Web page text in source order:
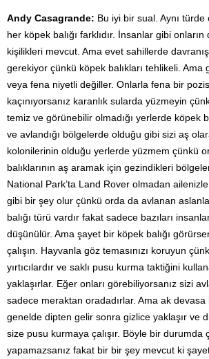
Andy Casagrande: Bu iyi bir sual. Aynı türde
her köpek balığı farklıdır. İnsanlar gibi
kişilikleri mevcut. Ama evet sahillerde
gerekiyor çünkü köpek balıkları tehlikeli. Ama
veya fena niyetli değiller. Onlarla fena bir
kaçınıyorsanız karanlık sularda yüzmeyin
temiz ve görünebilir olmadığı yerlerde köpek
ve avlandığı bölgelerde olduğu gibi sizi aş
kolonilerinin olduğu yerlerde yüzmem çünkü
balıklarının aş aramak için gezindikleri
National Park’ta Land Rover olmadan
gibi bir şey olur çünkü orda da avlanan
balığı türü vardır fakat sadece bazıları
düşünülür. Ama şayet bir köpek balığı
çalışın. Hayvanla göz temasınızı koruyun
yırtıcılardır ve saklı pusu kurma taktiğini
yaklaşırlar. Eğer onları görebiliyorsanız sizi
sadece meraktan oradadırlar. Ama ak devasa
genelde dipten gelir sonra gizlice yaklaşır ve
size pusu kurmaya çalışır. Böyle bir durumda
yapamazsanız fakat bir bir şey mevcut ki